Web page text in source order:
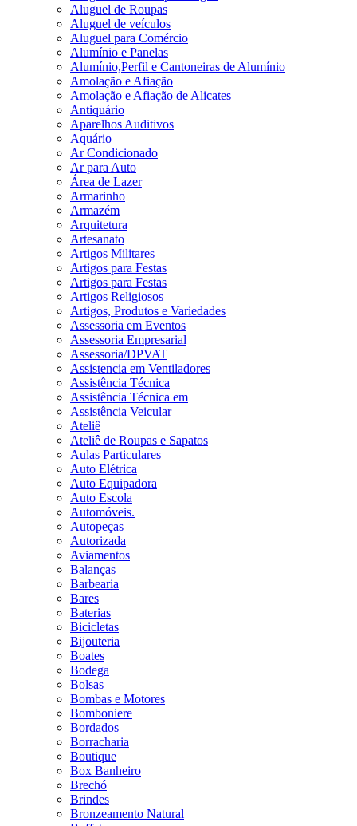
Aluguel de Roupas
Aluguel de veículos
Aluguel para Comércio
Alumínio e Panelas
Alumínio,Perfil e Cantoneiras de Alumínio
Amolação e Afiação
Amolação e Afiação de Alicates
Antiquário
Aparelhos Auditivos
Aquário
Ar Condicionado
Ar para Auto
Área de Lazer
Armarinho
Armazém
Arquitetura
Artesanato
Artigos Militares
Artigos para Festas
Artigos para Festas
Artigos Religiosos
Artigos, Produtos e Variedades
Assessoria em Eventos
Assessoria Empresarial
Assessoria/DPVAT
Assistencia em Ventiladores
Assistência Técnica
Assistência Técnica em
Assistência Veicular
Ateliê
Ateliê de Roupas e Sapatos
Aulas Particulares
Auto Elétrica
Auto Equipadora
Auto Escola
Automóveis.
Autopeças
Autorizada
Aviamentos
Balanças
Barbearia
Bares
Baterias
Bicicletas
Bijouteria
Boates
Bodega
Bolsas
Bombas e Motores
Bomboniere
Bordados
Borracharia
Boutique
Box Banheiro
Brechó
Brindes
Bronzeamento Natural